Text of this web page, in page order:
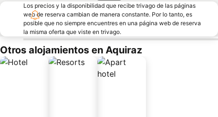
Los precios y la disponibilidad que recibe trivago de las páginas
web de reserva cambian de manera constante. Por lo tanto, es
posible que no siempre encuentres en una página web de reserva
la misma oferta que viste en trivago.
Otros alojamientos en Aquiraz